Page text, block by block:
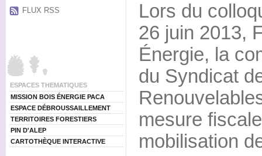
FLUX RSS
ESPACES THEMATIQUES
MISSION BOIS ÉNERGIE PACA
ESPACE DÉBROUSSAILLEMENT
TERRITOIRES FORESTIERS
PIN D'ALEP
CARTOTHÈQUE INTERACTIVE
Lors du
26 juin 2013,
Énergie, la
du Syndicat
mesure
mobilisation